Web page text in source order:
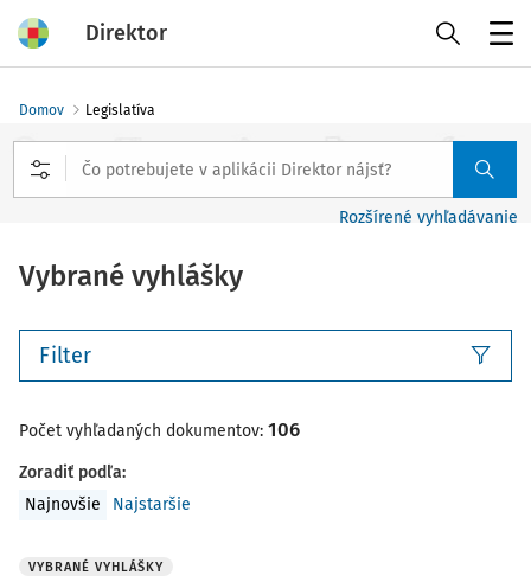
Direktor
Domov Legislatíva
Rozšírené vyhľadávanie
Vybrané vyhlášky
Filter
Počet vyhľadaných dokumentov: 106
Zoradiť podľa:
Najnovšie
Najstaršie
VYBRANÉ VYHLÁŠKY